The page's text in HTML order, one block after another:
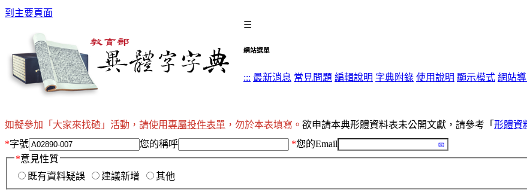
到主要頁面
☰
網站選單
::: 最新消息 常見問題 編輯說明 字典附錄 使用說明 顯示模式 網站
如擬參加「大家來找碴」活動，請使用專屬投件表單 ，勿於本表填寫。 欲申請本典形體資料表未公開文獻，請參考「 形體資
*字號 您的稱呼 *您的Email
*意見性質
既有資料疑誤
建議新增 其他